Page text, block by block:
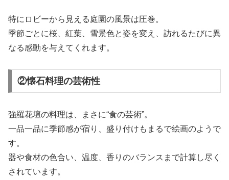
特にロビーから見える庭園の風景は圧巻。
季節ごとに桜、紅葉、雪景色と姿を変え、訪れるたびに異
なる感動を与えてくれます。
②懐石料理の芸術性
強羅花壇の料理は、まさに“食の芸術”。
一品一品に季節感が宿り、盛り付けもまるで絵画のようで
す。
器や食材の色合い、温度、香りのバランスまで計算し尽く
されています。